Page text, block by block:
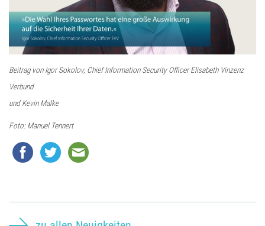
Beitrag von Igor Sokolov, Chief Information Security Officer Elisabeth Vinzenz
Verbund
und Kevin Malke
Foto: Manuel Tennert